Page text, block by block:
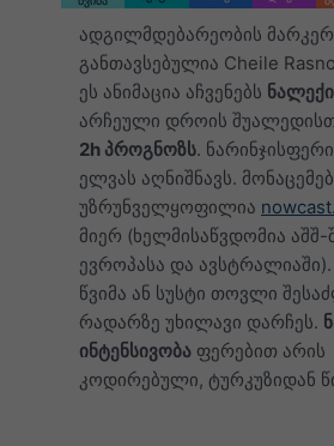
ადგილმდებარეობის
განთავსებულია Cheile
ეს ანიმაცია აჩვენებს
არჩეული დროის
2h პროგნოზს.
ელვას აღნიშნავს.
უზრუნველყოფილია
მიერ (ხელმისაწვდომია აშშ-
ევროპასა და
წვიმა ან სუსტი თოვლი
რადარზე უხილავი დარჩეს.
ინტენსივობა ფერებით არის
კოდირებული, ტურკუზიდან